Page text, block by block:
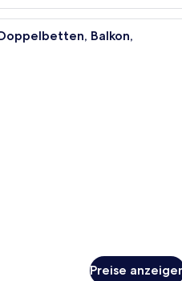
Zimmersafe, Schreibtisch,
Balkon,
Preise